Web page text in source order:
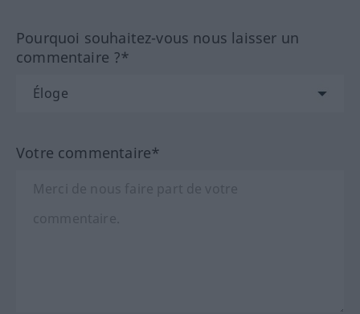
Pourquoi souhaitez-vous nous laisser un
commentaire ?*
Votre commentaire*